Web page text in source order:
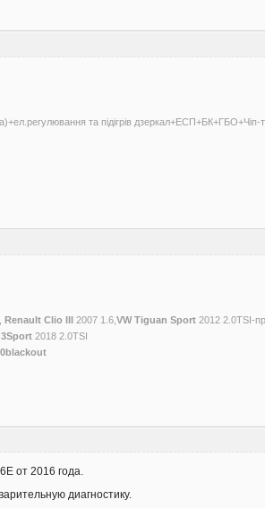
та підігрів дзеркал+ЕСП+БК+ГБО+Чіп-
Renault Clio III 2007 1.6,VW Tiguan Sport 2012 2.0TSI-
2018 2.0TSI
от 2016 года.
диагностику.